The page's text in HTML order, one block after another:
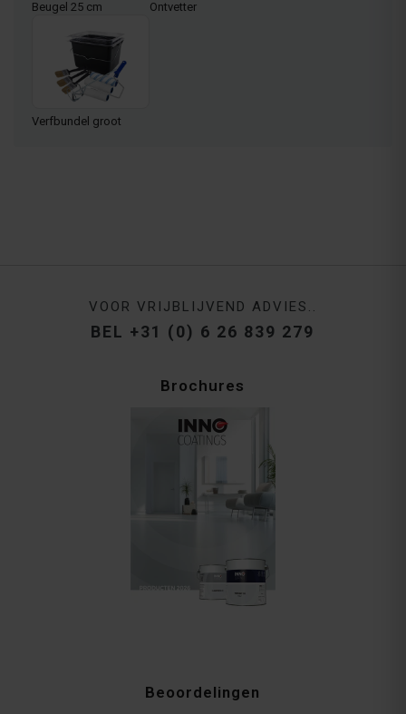
Beugel 25 cm Ontvetter
Verfbundel groot
VOOR VRIJBLIJVEND ADVIES..
BEL +31 (0) 6 26 839 279
Brochures
Beoordelingen